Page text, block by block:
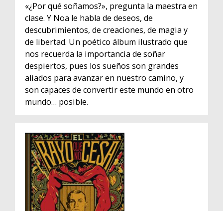
«¿Por qué soñamos?», pregunta la maestra en
clase. Y Noa le habla de deseos, de
descubrimientos, de creaciones, de magia y
de libertad. Un poético álbum ilustrado que
nos recuerda la importancia de soñar
despiertos, pues los sueños son grandes
aliados para avanzar en nuestro camino, y
son capaces de convertir este mundo en otro
mundo… posible.